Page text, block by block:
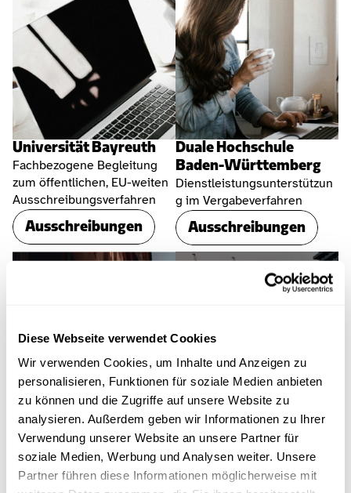
Diese Webseite verwendet Cookies
Wir verwenden Cookies, um Inhalte und Anzeigen zu
personalisieren, Funktionen für soziale Medien anbieten
zu können und die Zugriffe auf unsere Website zu
analysieren. Außerdem geben wir Informationen zu Ihrer
Verwendung unserer Website an unsere Partner für
soziale Medien, Werbung und Analysen weiter. Unsere
Partner führen diese Informationen möglicherweise mit
Universität Bayreuth
Fachbezogene Begleitung
zum öffentlichen, EU-weiten
Ausschreibungsverfahren
Ausschreibungen
Duale Hochschule
Baden-Württemberg
Dienstleistungsunterstützun
g im Vergabeverfahren
Ausschreibungen